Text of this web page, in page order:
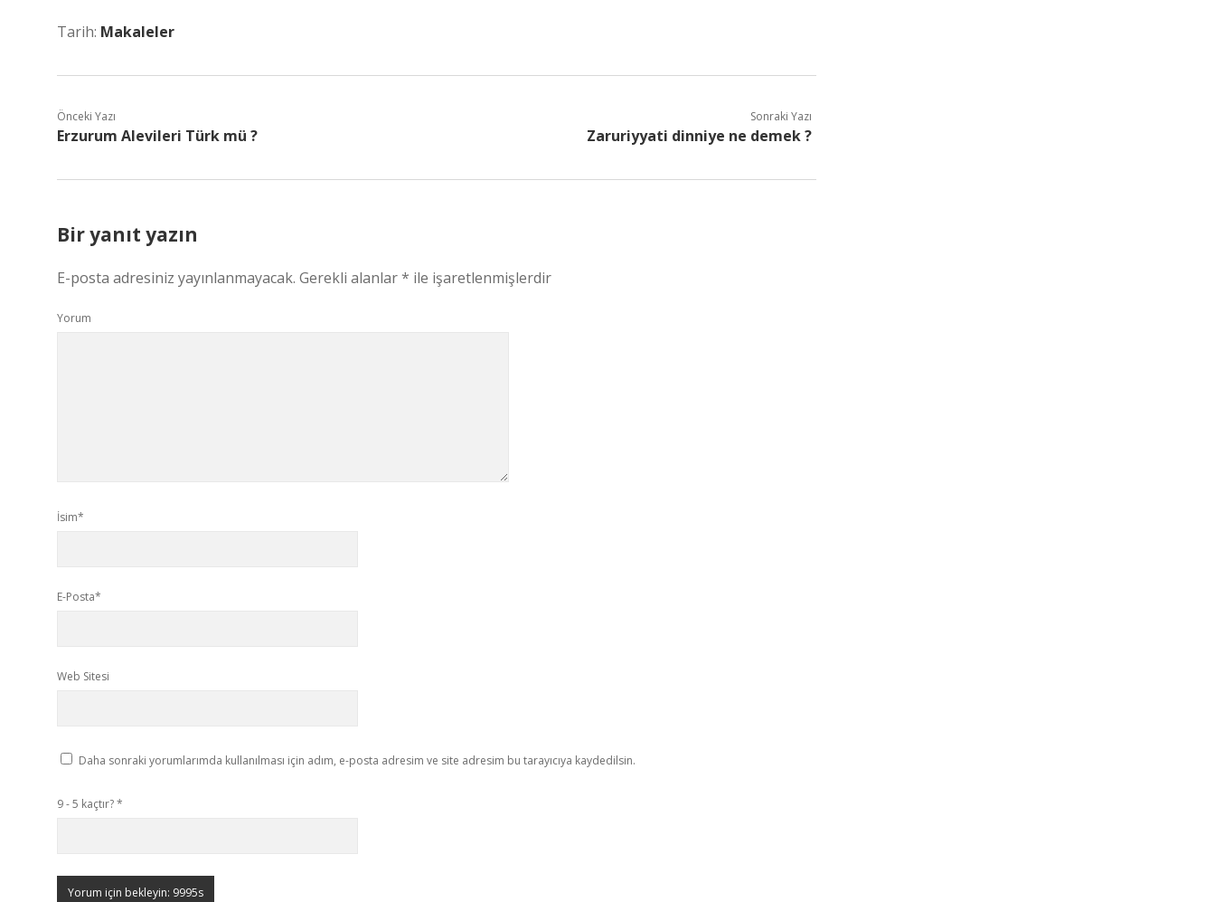
Tarih: Makaleler
Önceki Yazı
Erzurum Alevileri Türk mü ?
Sonraki Yazı
Zaruriyyati dinniye ne demek ?
Bir yanıt yazın
E-posta adresiniz yayınlanmayacak. Gerekli alanlar* ile işaretlenmişlerdir
Yorum
İsim*
E-Posta*
Web Sitesi
Daha sonraki yorumlarımda kullanılması için adım, e-posta adresim ve site adresim bu tarayıcıya kaydedilsin.
9 - 5 kaçtır?*